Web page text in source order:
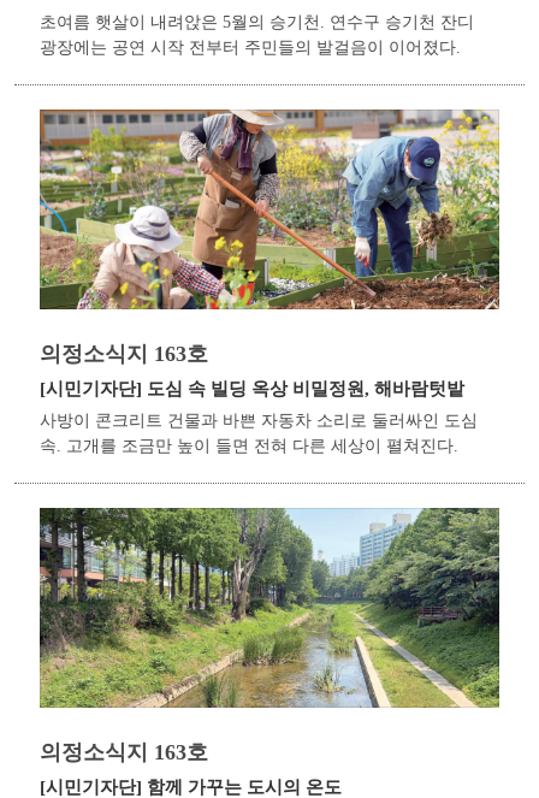
초여름 햇살이 내려앉은 5월의 승기천. 연수구 승기천 잔디
광장에는 공연 시작 전부터 주민들의 발걸음이 이어졌다.
의정소식지 163호
[시민기자단] 도심 속 빌딩 옥상 비밀정원, 해바람텃밭
사방이 콘크리트 건물과 바쁜 자동차 소리로 둘러싸인 도심
속. 고개를 조금만 높이 들면 전혀 다른 세상이 펼쳐진다.
의정소식지 163호
[시민기자단] 함께 가꾸는 도시의 온도